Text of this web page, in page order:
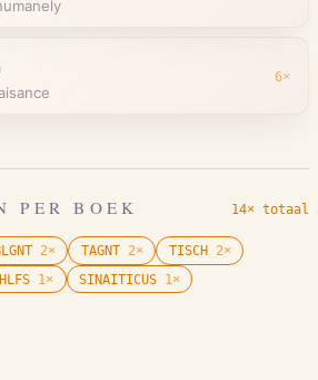
6×
PER BOEK 14× totaal
2× TAGNT 2× TISCH 2×
1 × SINAITICUS 1 ×